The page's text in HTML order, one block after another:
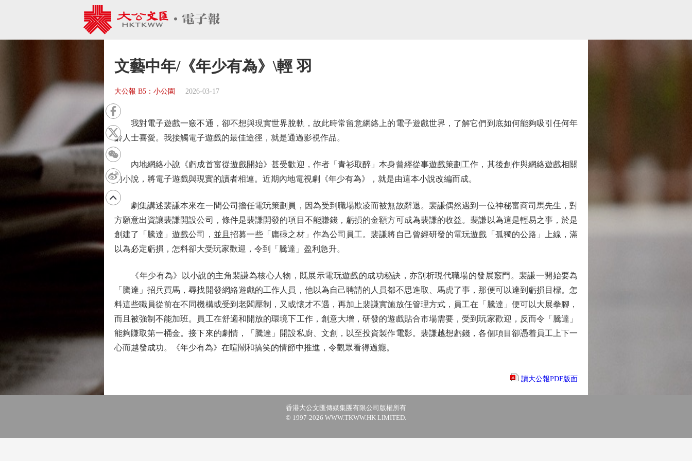
文藝中年/《年少有為》\輕 羽
大公報 B5：小公園 2026-03-17
我對電子遊戲一竅不通，卻不想與現實世界脫軌，故此時常留意網絡上的電子遊戲世界，了解它們到底如何能夠吸引任何年
齡人士喜愛。我接觸電子遊戲的最佳途徑，就是通過影視作品。
內地網絡小說《虧成首富從遊戲開始》甚受歡迎，作者「青衫取醉」本身曾經從事遊戲策劃工作，其後創作與網絡遊戲相關
的小說，將電子遊戲與現實的讀者相連。近期內地電視劇《年少有為》，就是由這本小說改編而成。
劇集講述裴謙本來在一間公司擔任電玩策劃員，因為受到職場欺凌而被無故辭退。裴謙偶然遇到一位神秘富商司馬先生，對
方願意出資讓裴謙開設公司，條件是裴謙開發的項目不能賺錢，虧損的金額方可成為裴謙的收益。裴謙以為這是輕易之事，於是
創建了「騰達」遊戲公司，並且招募一些「庸碌之材」作為公司員工。裴謙將自己曾經研發的電玩遊戲「孤獨的公路」上線，滿
以為必定虧損，怎料卻大受玩家歡迎，令到「騰達」盈利急升。
《年少有為》以小說的主角裴謙為核心人物，既展示電玩遊戲的成功秘訣，亦剖析現代職場的發展竅門。裴謙一開始要為
「騰達」招兵買馬，尋找開發網絡遊戲的工作人員，他以為自己聘請的人員都不思進取、馬虎了事，那便可以達到虧損目標。怎
料這些職員從前在不同機構或受到老闆壓制，又或懷才不遇，再加上裴謙實施放任管理方式，員工在「騰達」便可以大展拳腳，
而且被強制不能加班。員工在舒適和開放的環境下工作，創意大增，研發的遊戲貼合市場需要，受到玩家歡迎，反而令「騰達」
能夠賺取第一桶金。接下來的劇情，「騰達」開設私廚、文創，以至投資製作電影。裴謙越想虧錢，各個項目卻憑着員工上下一
心而越發成功。《年少有為》在喧鬧和搞笑的情節中推進，令觀眾看得過癮。
讀大公報PDF版面
香港大公文匯傳媒集團有限公司版權所有
© 1997-2026 WWW.TKWW.HK LIMITED.